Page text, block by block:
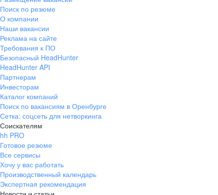
ПОДПИСАТЬСЯ НА КАНАЛ
Поиск по резюме
О компании
Наши вакансии
Реклама на сайте
Требования к ПО
Безопасный HeadHunter
HeadHunter API
Партнерам
Инвесторам
Каталог компаний
Поиск по вакансиям в Оренбурге
Сетка: соцсеть для нетворкинга
Соискателям
hh PRO
Готовое резюме
Все сервисы
Хочу у вас работать
Производственный календарь
Экспертная рекомендация